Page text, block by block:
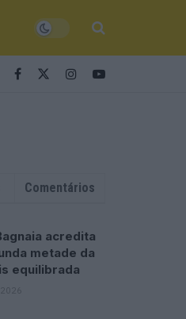
Comentários
acredita
metade da
equilibrada